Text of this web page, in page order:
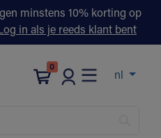
minstens 10% korting op
Log in als je reeds klant bent
0
nl